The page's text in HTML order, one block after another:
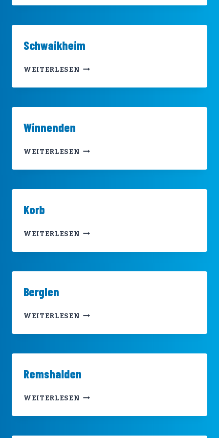
Schwaikheim
WEITERLESEN SCHWAIKHEIM
Winnenden
WEITERLESEN WINNENDEN
Korb
WEITERLESEN KORB
Berglen
WEITERLESEN BERGLEN
Remshalden
WEITERLESEN REMSHALDEN